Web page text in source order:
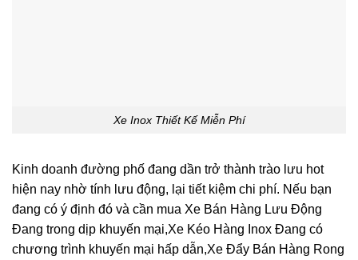
Xe Inox Thiết Kế Miễn Phí
Kinh doanh đường phố đang dần trở thành trào lưu hot
hiện nay nhờ tính lưu động, lại tiết kiệm chi phí. Nếu bạn
đang có ý định đó và cần mua Xe Bán Hàng Lưu Động
Đang trong dịp khuyến mại,Xe Kéo Hàng Inox Đang có
chương trình khuyến mại hấp dẫn,Xe Đẩy Bán Hàng Rong